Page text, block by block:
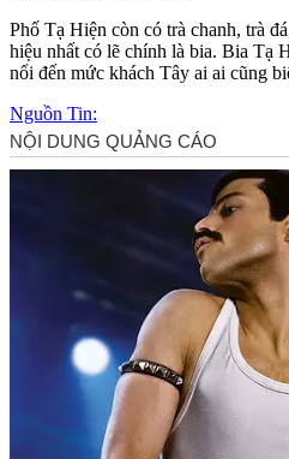
Phố Tạ Hiện còn có trà chanh, trà
hiệu nhất có lẽ chính là bia. Bia Tạ
nổi đến mức khách Tây ai ai cũng
Nguồn Tin: